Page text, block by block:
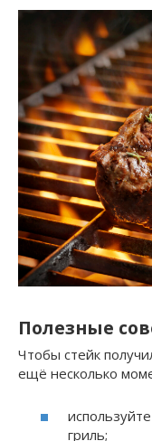
Полезные
Чтобы стейк
ещё несколько
гриль;